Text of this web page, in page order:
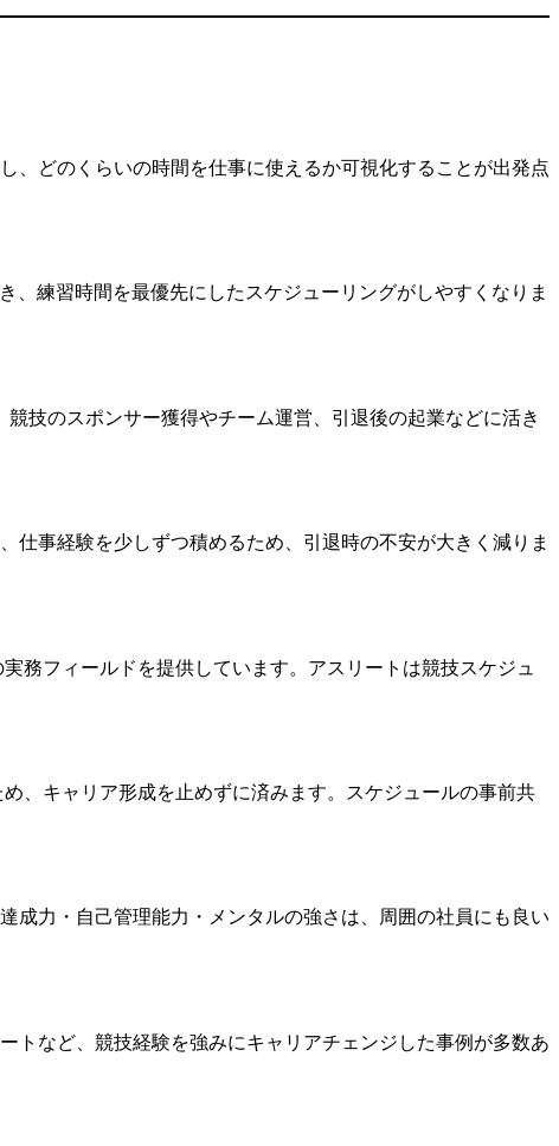
、どのくらいの時間を仕事に使えるか可視化することが出発点
練習時間を最優先にしたスケジューリングがしやすくなりま
技のスポンサー獲得やチーム運営、引退後の起業などに活き
事経験を少しずつ積めるため、引退時の不安が大きく減りま
務フィールドを提供しています。アスリートは競技スケジュ
、キャリア形成を止めずに済みます。スケジュールの事前共
成力・自己管理能力・メンタルの強さは、周囲の社員にも良い
トなど、競技経験を強みにキャリアチェンジした事例が多数あ